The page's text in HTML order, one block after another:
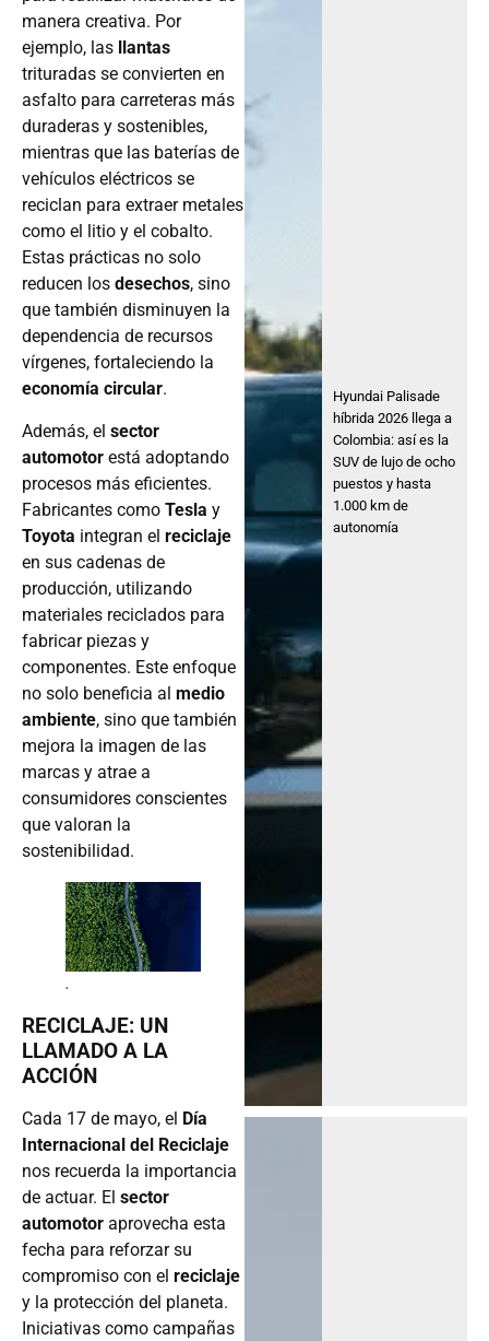
manera creativa. Por
ejemplo, las
llantas
trituradas se convierten en
asfalto para carreteras más
duraderas y sostenibles,
mientras que las baterías de
vehículos eléctricos se
reciclan para extraer metales
como el litio y el cobalto.
Estas prácticas no solo
reducen los desechos, sino
que también disminuyen la
dependencia de recursos
vírgenes, fortaleciendo la
economía circular.
Además, el sector
automotor está adoptando
procesos más eficientes.
Fabricantes como Tesla y
Toyota integran el reciclaje
en sus cadenas de
producción, utilizando
materiales reciclados para
fabricar piezas y
componentes. Este enfoque
no solo beneficia al medio
ambiente, sino que también
mejora la imagen de las
marcas y atrae a
consumidores conscientes
que valoran la
sostenibilidad.
.
RECICLAJE: UN
LLAMADO A LA
ACCIÓN
Cada 17 de mayo, el Día
Internacional del Reciclaje
nos recuerda la importancia
de actuar. El sector
automotor aprovecha esta
fecha para reforzar su
compromiso con el reciclaje
y la protección del planeta.
Iniciativas como campañas
Hyundai Palisade
híbrida 2026 llega a
Colombia: así es la
SUV de lujo de ocho
puestos y hasta
1.000 km de
autonomía